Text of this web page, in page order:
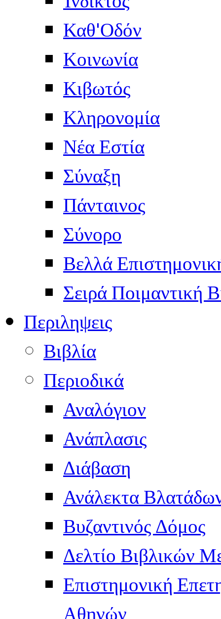
Καθ'Οδόν
Κοινωνία
Κιβωτός
Κληρονομία
Νέα Εστία
Σύναξη
Πάνταινος
Σύνορο
Βελλά
Σειρά Ποιμαντική
Περιληψεις
Βιβλία
Περιοδικά
Αναλόγιον
Ανάπλασις
Διάβαση
Ανάλεκτα
Βυζαντινός Δόμος
Δελτίο Βιβλικών
Επιστημονική